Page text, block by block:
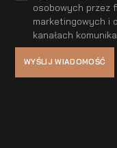
osobowych przez
marketingowych i
kanałach